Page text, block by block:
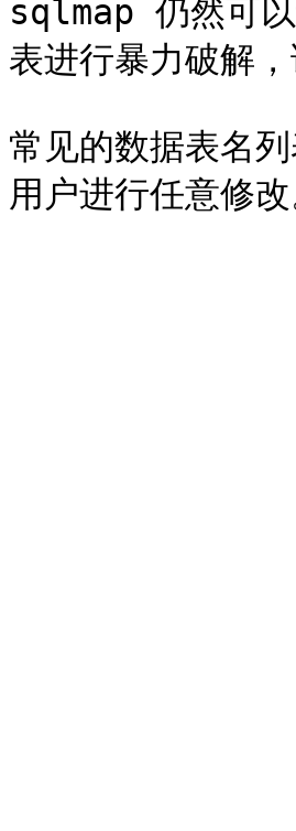
sqlmap 仍然可
表进行暴力破解
常见的数据表